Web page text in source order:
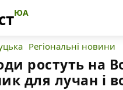
ЮА
Регіональні новини
ростуть на
для лучан і